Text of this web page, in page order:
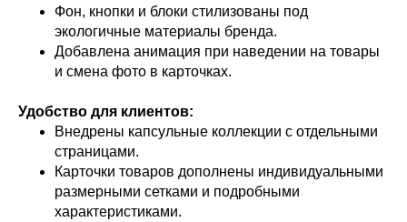
Фон, кнопки и блоки стилизованы под
экологичные материалы бренда.
Добавлена анимация при наведении на товары
и смена фото в карточках.
Удобство для клиентов:
Внедрены капсульные коллекции с отдельными
страницами.
Карточки товаров дополнены индивидуальными
размерными сетками и подробными
характеристиками.